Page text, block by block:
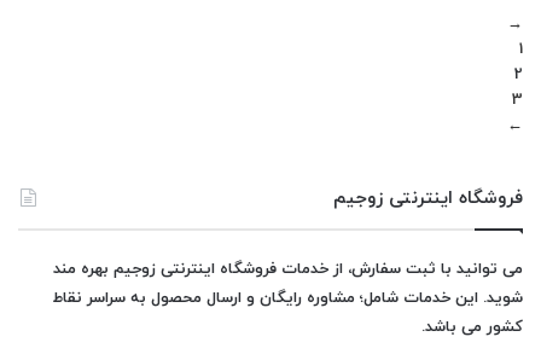
→
1
2
3
←
فروشگاه اینترنتی زوجیم
می توانید با ثبت سفارش، از خدمات فروشگاه اینترنتی زوجیم بهره مند
شوید. این خدمات شامل؛ مشاوره رایگان و ارسال محصول به سراسر نقاط
کشور می باشد.